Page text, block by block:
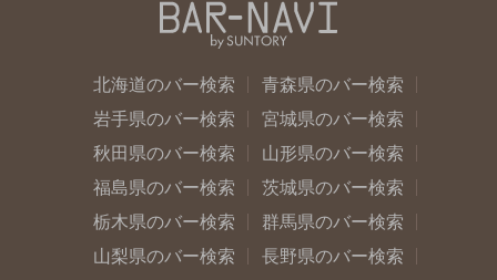
北海道のバー検索
青森県のバー検索
岩手県のバー検索
宮城県のバー検索
秋田県のバー検索
山形県のバー検索
福島県のバー検索
茨城県のバー検索
栃木県のバー検索
群馬県のバー検索
山梨県のバー検索
長野県のバー検索